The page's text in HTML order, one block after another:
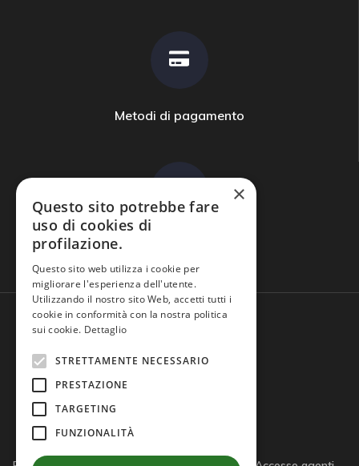
Metodi di pagamento
Domande frequenti
×
Questo sito potrebbe fare
uso di cookies di
profilazione.
Questo sito web utilizza i cookie per
migliorare l'esperienza dell'utente.
Utilizzando il nostro sito Web, accetti tutti i
cookie in conformità con la nostra politica
sui cookie. Dettaglio
STRETTAMENTE NECESSARIO
PRESTAZIONE
TARGETING
FUNZIONALITÀ